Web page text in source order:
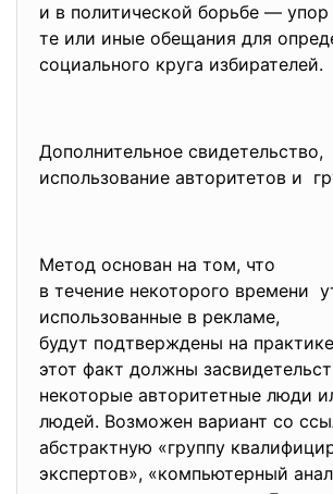
и в политической борьбе — упор
те или иные обещания для
социального круга избирателей.
Дополнительное свидетельство,
использование авторитетов и
Метод основан на том, что
в течение некоторого времени
использованные в рекламе,
будут подтверждены на
этот факт должны
некоторые авторитетные люди
людей. Возможен вариант со
абстрактную «группу
экспертов», «компьютерный